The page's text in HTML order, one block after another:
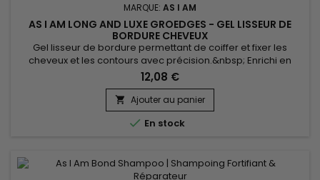
MARQUE: AS I AM
AS I AM LONG AND LUXE GROEDGES - GEL LISSEUR DE
BORDURE CHEVEUX
Gel lisseur de bordure permettant de coiffer et fixer les
cheveux et les contours avec précision.&nbsp; Enrichi en
Beurre de karité, huile de Ricin noir de Jamaïque et Kératine,
As I Am Long and Luxe GroEdges protège des agressions
environnementales, nourrit, réduit la casse etlutte contre les
frisottis.&nbsp; Favorise une croissance saine des cheveux...
12,08 €
 Ajouter au panier
 En stock